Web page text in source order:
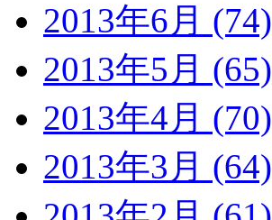
2013年6月 (74)
2013年5月 (65)
2013年4月 (70)
2013年3月 (64)